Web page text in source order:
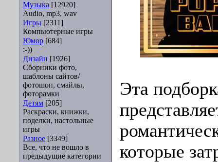
Музыка [12920]
Audio, mp3, wav
Игры [2311]
Компьютерные игры
Юмор [684]
:-))
Дизайн [1926]
Сборники фото,
шаблоны сайтов/
фотошоп, смайлы,
фоторамки
Детям [205]
Раскраски, книжки,
поделки, настольные
игры
Разное [3349]
Все, что не вошло в
предыдущие категории
Эта
которые